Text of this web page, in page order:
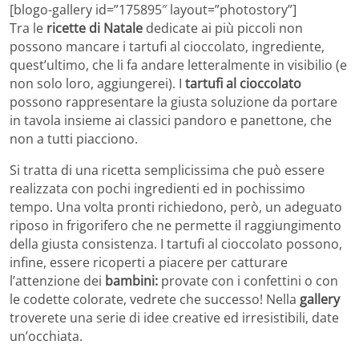
[blogo-gallery id=”175895″ layout=”photostory”]
Tra le ricette di Natale dedicate ai più piccoli non
possono mancare i tartufi al cioccolato, ingrediente,
quest’ultimo, che li fa andare letteralmente in visibilio (e
non solo loro, aggiungerei). I tartufi al cioccolato
possono rappresentare la giusta soluzione da portare
in tavola insieme ai classici pandoro e panettone, che
non a tutti piacciono.
Si tratta di una ricetta semplicissima che può essere
realizzata con pochi ingredienti ed in pochissimo
tempo. Una volta pronti richiedono, però, un adeguato
riposo in frigorifero che ne permette il raggiungimento
della giusta consistenza. I tartufi al cioccolato possono,
infine, essere ricoperti a piacere per catturare
l’attenzione dei bambini: provate con i confettini o con
le codette colorate, vedrete che successo! Nella gallery
troverete una serie di idee creative ed irresistibili, date
un’occhiata.